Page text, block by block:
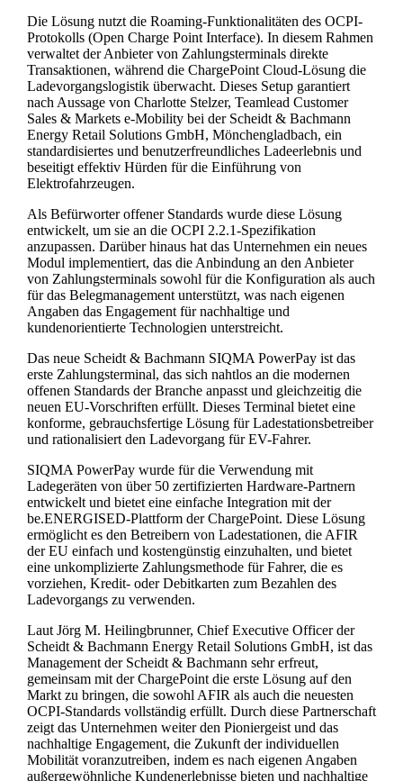
Die Lösung nutzt die Roaming-Funktionalitäten des OCPI-
Protokolls (Open Charge Point Interface). In diesem Rahmen
verwaltet der Anbieter von Zahlungsterminals direkte
Transaktionen, während die ChargePoint Cloud-Lösung die
Ladevorgangslogistik überwacht. Dieses Setup garantiert
nach Aussage von Charlotte Stelzer, Teamlead Customer
Sales & Markets e-Mobility bei der Scheidt & Bachmann
Energy Retail Solutions GmbH, Mönchengladbach, ein
standardisiertes und benutzerfreundliches Ladeerlebnis und
beseitigt effektiv Hürden für die Einführung von
Elektrofahrzeugen.
Als Befürworter offener Standards wurde diese Lösung
entwickelt, um sie an die OCPI 2.2.1-Spezifikation
anzupassen. Darüber hinaus hat das Unternehmen ein neues
Modul implementiert, das die Anbindung an den Anbieter
von Zahlungsterminals sowohl für die Konfiguration als auch
für das Belegmanagement unterstützt, was nach eigenen
Angaben das Engagement für nachhaltige und
kundenorientierte Technologien unterstreicht.
Das neue Scheidt & Bachmann SIQMA PowerPay ist das
erste Zahlungsterminal, das sich nahtlos an die modernen
offenen Standards der Branche anpasst und gleichzeitig die
neuen EU-Vorschriften erfüllt. Dieses Terminal bietet eine
konforme, gebrauchsfertige Lösung für Ladestationsbetreiber
und rationalisiert den Ladevorgang für EV-Fahrer.
SIQMA PowerPay wurde für die Verwendung mit
Ladegeräten von über 50 zertifizierten Hardware-Partnern
entwickelt und bietet eine einfache Integration mit der
be.ENERGISED-Plattform der ChargePoint. Diese Lösung
ermöglicht es den Betreibern von Ladestationen, die AFIR
der EU einfach und kostengünstig einzuhalten, und bietet
eine unkomplizierte Zahlungsmethode für Fahrer, die es
vorziehen, Kredit- oder Debitkarten zum Bezahlen des
Ladevorgangs zu verwenden.
Laut Jörg M. Heilingbrunner, Chief Executive Officer der
Scheidt & Bachmann Energy Retail Solutions GmbH, ist das
Management der Scheidt & Bachmann sehr erfreut,
gemeinsam mit der ChargePoint die erste Lösung auf den
Markt zu bringen, die sowohl AFIR als auch die neuesten
OCPI-Standards vollständig erfüllt. Durch diese Partnerschaft
zeigt das Unternehmen weiter den Pioniergeist und das
nachhaltige Engagement, die Zukunft der individuellen
Mobilität voranzutreiben, indem es nach eigenen Angaben
außergewöhnliche Kundenerlebnisse bieten und nachhaltige